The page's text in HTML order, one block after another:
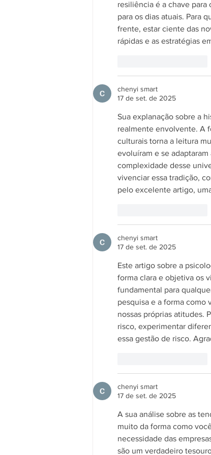
resiliência é a chave
para os dias atuais. Para
frente, estar ciente das
rápidas e as estratégias
chenyi smart
17 de set. de 2025
Sua explanação sobre a
realmente envolvente. A
culturais torna a leitura
evoluíram e se
complexidade desse
vivenciar essa tradição,
pelo excelente artigo,
chenyi smart
17 de set. de 2025
Este artigo sobre a
forma clara e objetiva os
fundamental para
pesquisa e a forma como
nossas próprias atitudes.
risco, experimentar
essa gestão de risco.
chenyi smart
17 de set. de 2025
A sua análise sobre as
muito da forma como
necessidade das
são um verdadeiro